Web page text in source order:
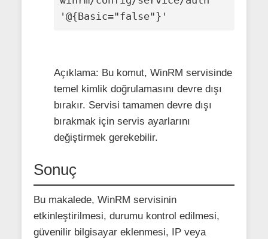
'@{Basic="false"}'
Açıklama: Bu komut, WinRM servisinde
temel kimlik doğrulamasını devre dışı
bırakır. Servisi tamamen devre dışı
bırakmak için servis ayarlarını
değiştirmek gerekebilir.
Sonuç
Bu makalede, WinRM servisinin
etkinleştirilmesi, durumu kontrol edilmesi,
güvenilir bilgisayar eklenmesi, IP veya